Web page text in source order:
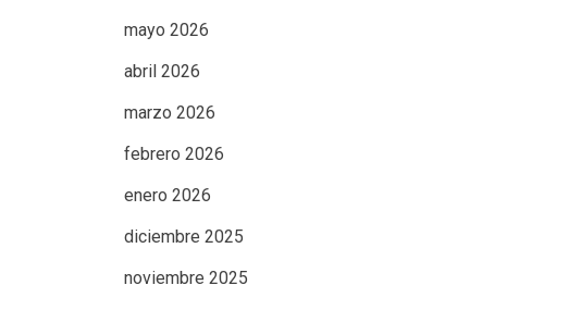
mayo 2026
abril 2026
marzo 2026
febrero 2026
enero 2026
diciembre 2025
noviembre 2025